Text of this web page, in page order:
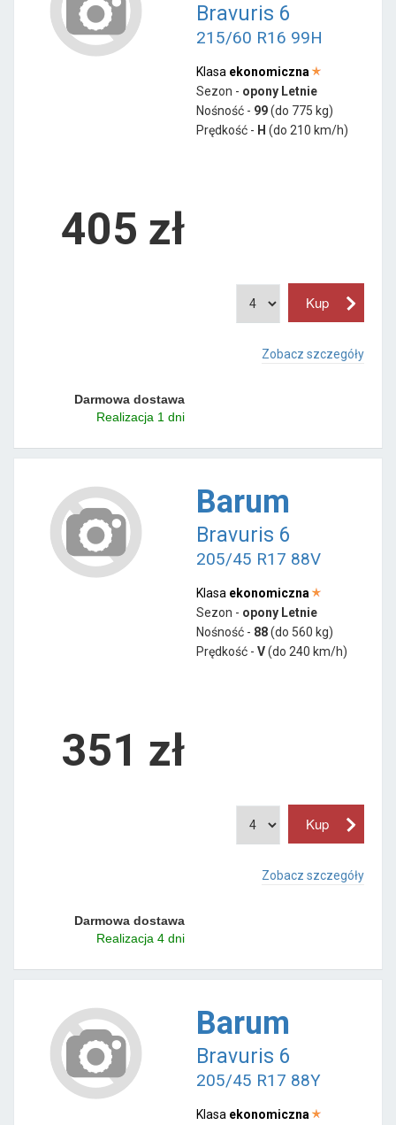
Bravuris 6
215/60 R16 99H
Klasa ekonomiczna
Sezon - opony Letnie
Nośność - 99(do 775 kg)
Prędkość - H (do 210 km/h)
405 zł
Zobacz szczegóły
Darmowa dostawa
Realizacja 1 dni
Barum
Bravuris 6
205/45 R17 88V
Klasa ekonomiczna
Sezon - opony Letnie
Nośność - 88(do 560 kg)
Prędkość - V(do 240 km/h)
351 zł
Zobacz szczegóły
Darmowa dostawa
Realizacja 4 dni
Barum
Bravuris 6
205/45 R17 88Y
Klasa ekonomiczna